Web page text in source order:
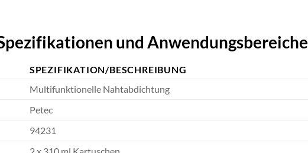
und Anwendungsbereiche
SPEZIFIKATION/BESCHREIBUNG
Multifunktionelle Nahtabdichtung
Petec
94231